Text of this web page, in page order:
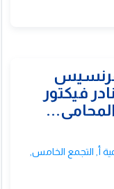
أ, التجمع الخامس,